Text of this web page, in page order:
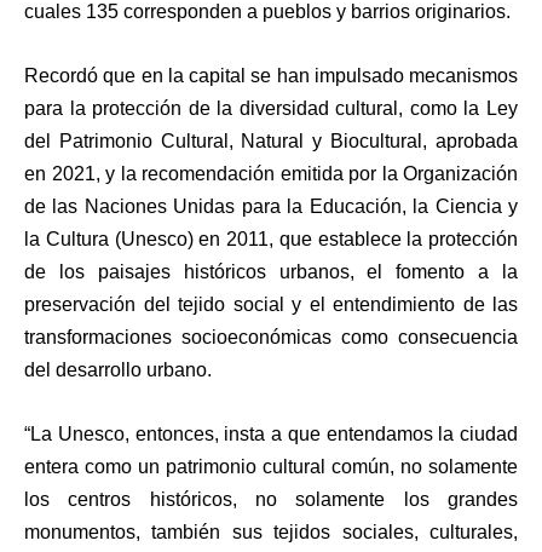
cuales 135 corresponden a pueblos y barrios originarios.
Recordó que en la capital se han impulsado mecanismos
para la protección de la diversidad cultural, como la Ley
del Patrimonio Cultural, Natural y Biocultural, aprobada
en 2021, y la recomendación emitida por la Organización
de las Naciones Unidas para la Educación, la Ciencia y
la Cultura (Unesco) en 2011, que establece la protección
de los paisajes históricos urbanos, el fomento a la
preservación del tejido social y el entendimiento de las
transformaciones socioeconómicas como consecuencia
del desarrollo urbano.
“La Unesco, entonces, insta a que entendamos la ciudad
entera como un patrimonio cultural común, no solamente
los centros históricos, no solamente los grandes
monumentos, también sus tejidos sociales, culturales,